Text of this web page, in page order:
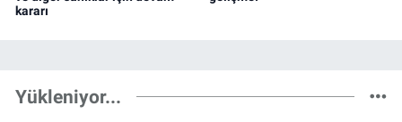
kararı
Yükleniyor...